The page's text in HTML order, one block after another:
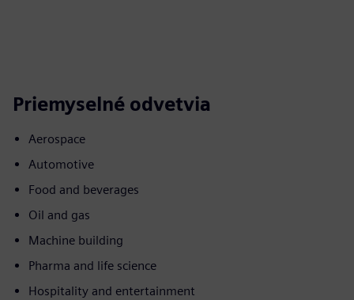
Priemyselné odvetvia
Aerospace
Automotive
Food and beverages
Oil and gas
Machine building
Pharma and life science
Hospitality and entertainment